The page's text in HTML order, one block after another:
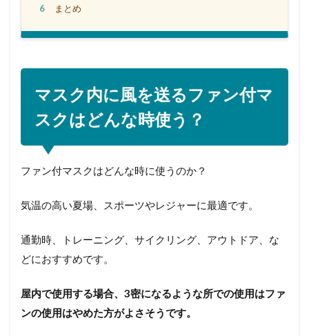
6 まとめ
マスク内に風を送るファン付マ
スクはどんな時使う？
ファン付マスクはどんな時に使うのか？
気温の高い夏場、スポーツやレジャーに最適です。
通勤時、トレーニング、サイクリング、アウトドア、な
どにおすすめです。
屋内で使用する場合、3密になるような所での使用はファ
ンの使用はやめた方がよさそうです。